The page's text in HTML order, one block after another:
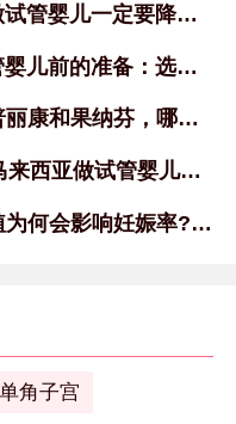
婴儿一定要降调吗？
选择医院、医生与身体调理全攻略
纳芬，哪一个促排卵更好？
管婴儿，如何提高成功率？
娠率?该如何改善试管成功率？
单角子宫